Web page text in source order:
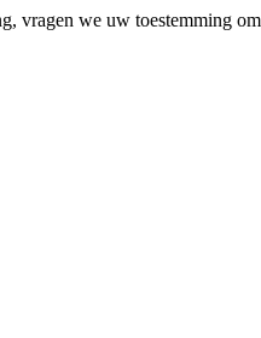
vragen we uw toestemming